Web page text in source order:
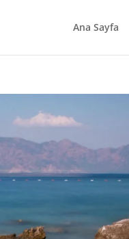
Ana Sayfa